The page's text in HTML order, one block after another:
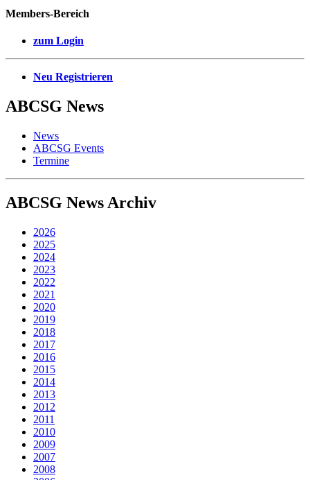
Members-Bereich
zum Login
Neu Registrieren
ABCSG News
News
ABCSG Events
Termine
ABCSG News Archiv
2026
2025
2024
2023
2022
2021
2020
2019
2018
2017
2016
2015
2014
2013
2012
2011
2010
2009
2007
2008